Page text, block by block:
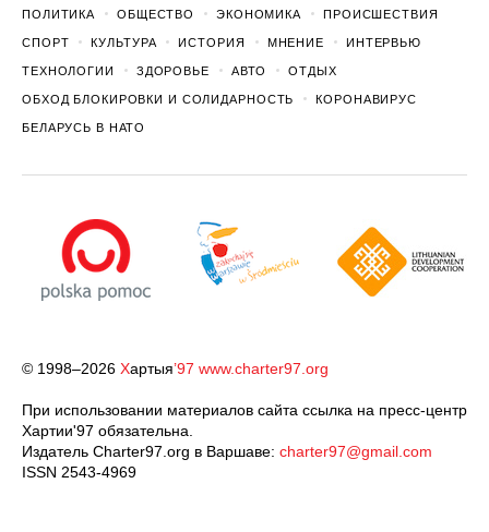
ПОЛИТИКА ОБЩЕСТВО ЭКОНОМИКА ПРОИСШЕСТВИЯ
СПОРТ КУЛЬТУРА ИСТОРИЯ МНЕНИЕ ИНТЕРВЬЮ
ТЕХНОЛОГИИ ЗДОРОВЬЕ АВТО ОТДЫХ
ОБХОД БЛОКИРОВКИ И СОЛИДАРНОСТЬ КОРОНАВИРУС
БЕЛАРУСЬ В НАТО
© 1998–2026 Хартыя’97 www.charter97.org
При использовании материалов сайта ссылка на пресс-центр
Хартии'97 обязательна.
Издатель Charter97.org в Варшаве: charter97@gmail.com
ISSN 2543-4969